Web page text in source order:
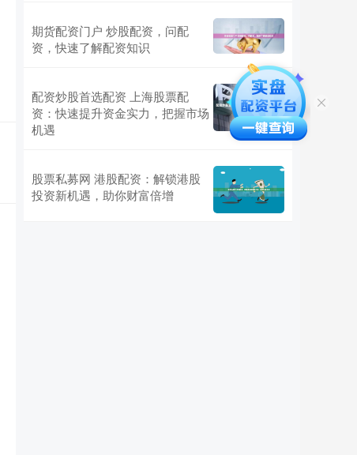
期货配资门户 炒股配资，问配
资，快速了解配资知识
配资炒股首选配资 上海股票配
资：快速提升资金实力，把握市场
机遇
股票私募网 港股配资：解锁港股
投资新机遇，助你财富倍增